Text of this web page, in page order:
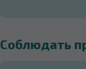
Соблюдать